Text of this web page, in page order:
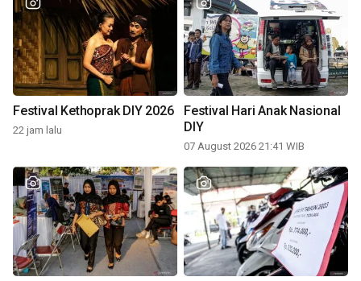
Festival Kethoprak DIY 2026
22 jam lalu
Festival Hari Anak Nasional
DIY
07 August 2026 21:41 WIB